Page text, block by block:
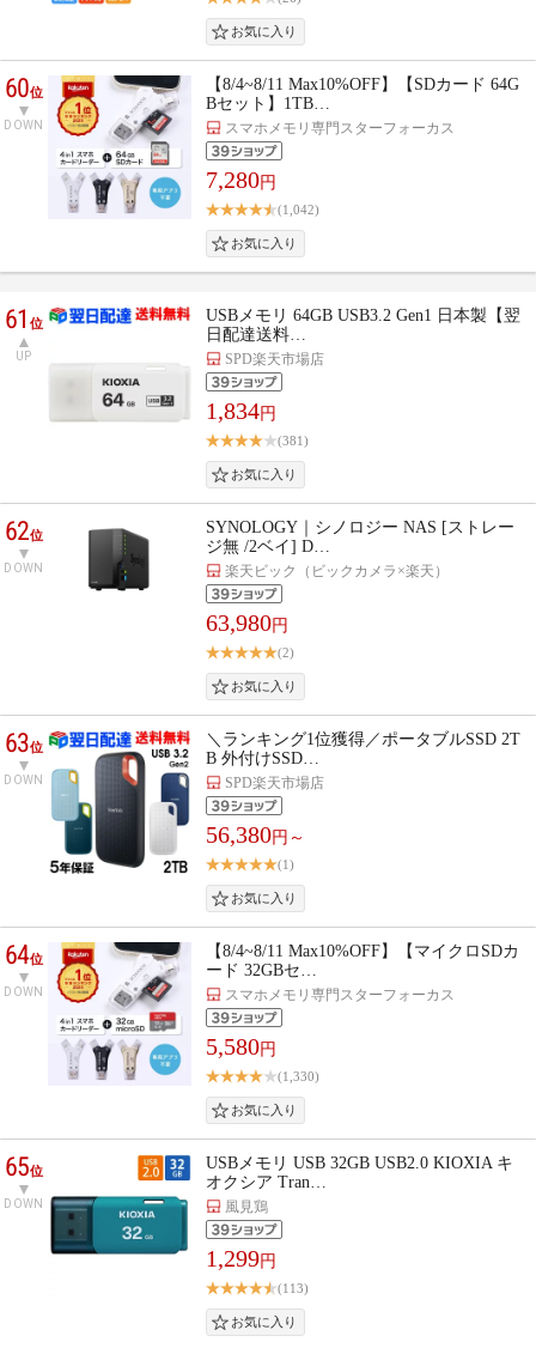
60位
DOWN
【8/4~8/11 Max10%OFF】【SDカード 64G
Bセット】1TB…
スマホメモリ専門スターフォーカス
7,280円
(1,042)
61位
UP
USBメモリ 64GB USB3.2 Gen1 日本製【翌
日配達送料…
SPD楽天市場店
1,834円
(381)
62位
DOWN
SYNOLOGY｜シノロジー NAS [ストレー
ジ無 /2ベイ] D…
楽天ビック（ビックカメラ×楽天）
63,980円
(2)
63位
DOWN
＼ランキング1位獲得／ポータブルSSD 2T
B 外付けSSD…
SPD楽天市場店
56,380円～
(1)
64位
DOWN
【8/4~8/11 Max10%OFF】【マイクロSDカ
ード 32GBセ…
スマホメモリ専門スターフォーカス
5,580円
(1,330)
65位
DOWN
USBメモリ USB 32GB USB2.0 KIOXIA キ
オクシア Tran…
風見鶏
1,299円
(113)